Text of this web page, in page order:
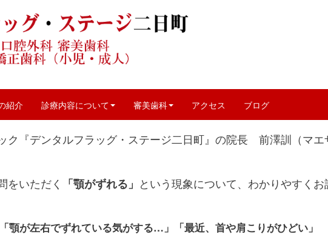
紹介 診療内容について 審美歯科 アクセス ブログ
、歯科、治療 、 雑記 | DFS2| 0
ク『デンタルフラッグ・ステージ二日町』の院長 前澤訓（マエ
をいただく
「顎がずれる」 という現象について、わかりやすくお
顎が左右でずれている気がする…」「最近、首や肩こりがひどい」